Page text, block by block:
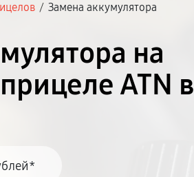
/ Замена аккумулятора
на
ATN в